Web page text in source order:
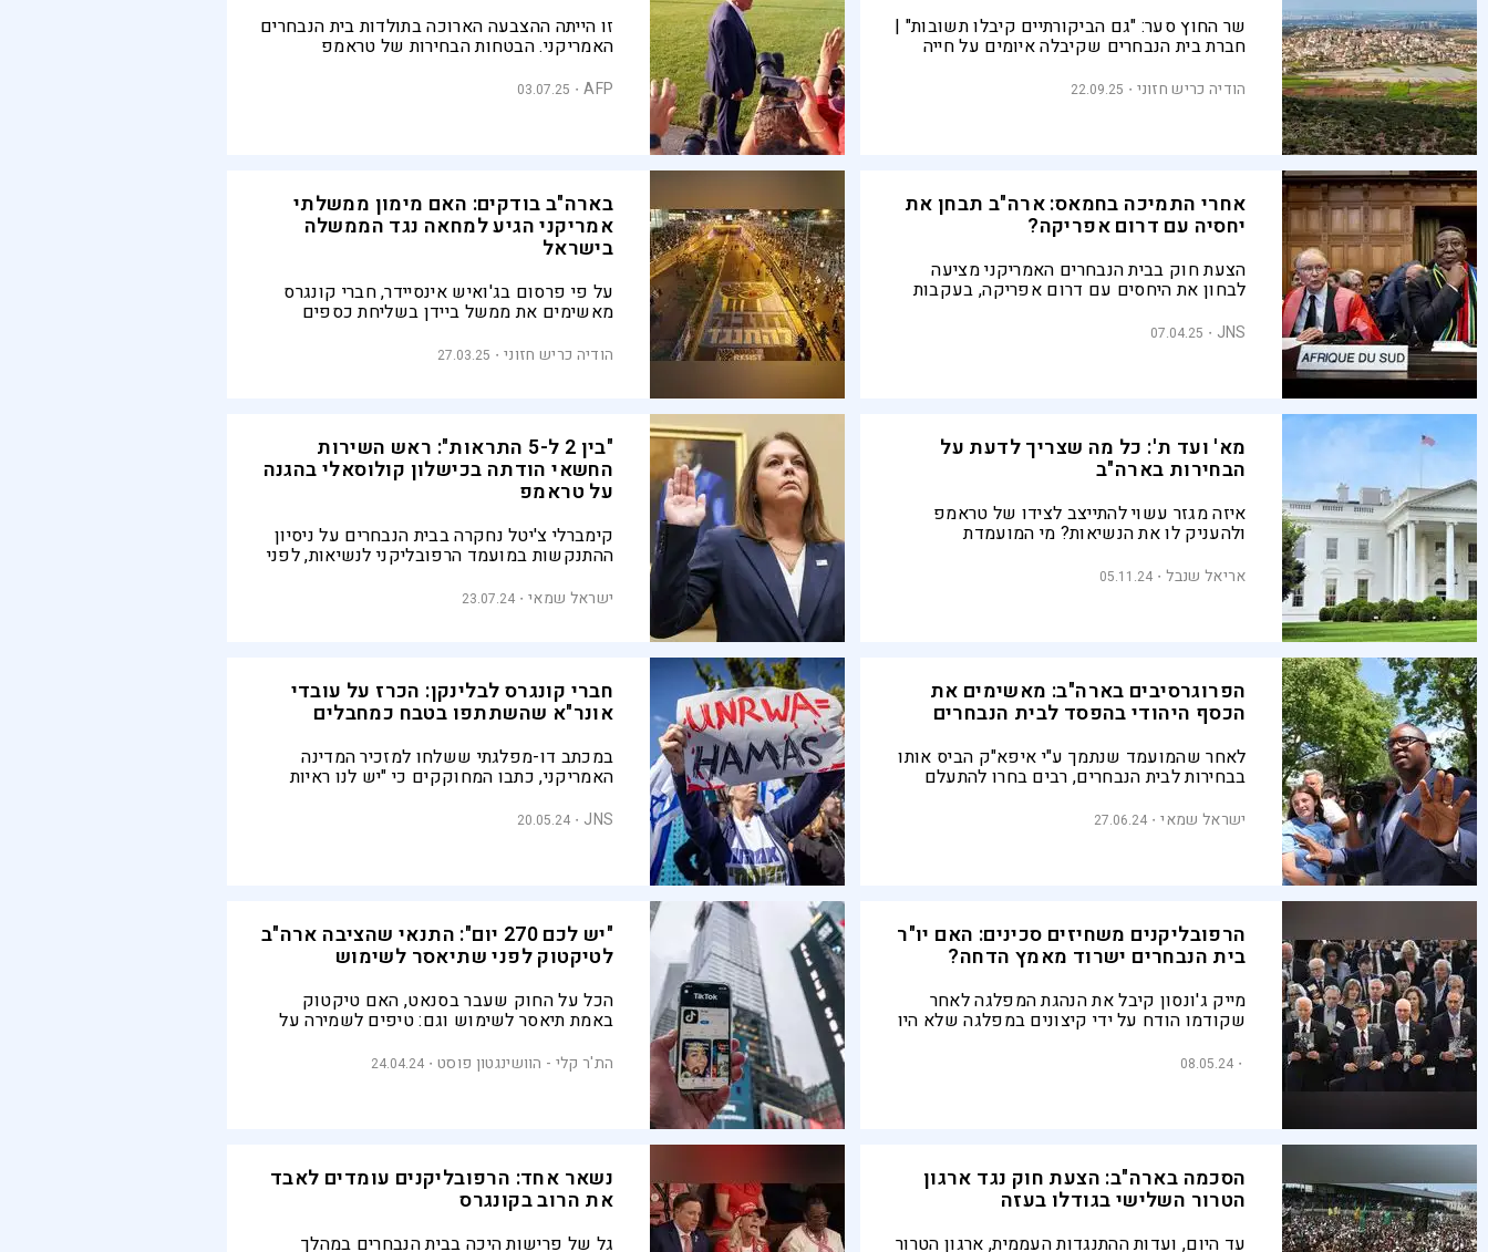
שר החוץ סער: "גם הביקורתיים קיבלו תשובות" |
חברת בית הנבחרים שקיבלה איומים על חייה
הודיה כריש חזוני 22.09.25
זו הייתה ההצבעה הארוכה בתולדות בית הנבחרים
האמריקני. הבטחות הבחירות של טראמפ
AFP
03.07.25
אחרי התמיכה בחמאס: ארה"ב תבחן את
יחסיה עם דרום אפריקה?
הצעת חוק בבית הנבחרים האמריקני מציעה
לבחון את היחסים עם דרום אפריקה, בעקבות
אמריקניות והאג'נדה האנטי-ישראלית שלה
JNS
07.04.25
בארה"ב בודקים: האם מימון ממשלתי
אמריקני הגיע למחאה נגד הממשלה
בישראל
על פי פרסום בג'ואיש אינסיידר, חברי קונגרס
מאשימים את ממשל ביידן בשליחת כספים
המשפטית, במטרה "לנסות לערער את ממשלת
הודיה כריש חזוני 27.03.25
מא' ועד ת': כל מה שצריך לדעת על
הבחירות בארה"ב
איזה מגזר עשוי להתייצב לצידו של טראמפ
ולהעניק לו את הנשיאות? מי המועמדת
עושים במקרה של שוויון בין האלקטורים?
אריאל שנבל 05.11.24
"בין 2 ל-5 התראות": ראש השירות
החשאי הודתה בכישלון קולוסאלי בהגנה
על טראמפ
קימברלי צ'יטל נחקרה בבית הנבחרים על ניסיון
ההתנקשות במועמד הרפובליקני לנשיאות, לפני
החשובות עליהן ענתה ואלו שעליהן התחמקה
ישראל שמאי 23.07.24
הפרוגרסיבים בארה"ב: מאשימים את
הכסף היהודי בהפסד לבית הנבחרים
לאחר שהמועמד שנתמך ע"י איפא"ק הביס אותו
בבחירות לבית הנבחרים, רבים בחרו להתעלם
ישראל שמאי 27.06.24
חברי קונגרס לבלינקן: הכרז על עובדי
אונר"א שהשתתפו בטבח כמחבלים
במכתב דו-מפלגתי ששלחו למזכיר המדינה
האמריקני, כתבו המחוקקים כי "יש לנו ראיות
JNS
20.05.24
הרפובליקנים משחיזים סכינים: האם יו"ר
בית הנבחרים ישרוד מאמץ הדחה?
מייק ג'ונסון קיבל את הנהגת המפלגה לאחר
שקודמו הודח על ידי קיצונים במפלגה שלא היו
דומה
08.05.24
"יש לכם 270 יום": התנאי שהציבה ארה"ב
לטיקטוק לפני שתיאסר לשימוש
הכל על החוק שעבר בסנאט, האם טיקטוק
באמת תיאסר לשימוש וגם: טיפים לשמירה על
הת'ר קלי - הוושינגטון פוסט 24.04.24
הסכמה בארה"ב: הצעת חוק נגד ארגון
הטרור השלישי בגודלו בעזה
עד היום, ועדות ההתנגדות העממית, ארגון הטרור
נשאר אחד: הרפובליקנים עומדים לאבד
את הרוב בקונגרס
גל של פרישות היכה בבית הנבחרים במהלך